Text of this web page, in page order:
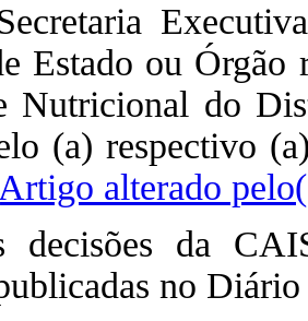
Estado ou Órgão
Nutricional do
(a) respectivo
alterado
da
no